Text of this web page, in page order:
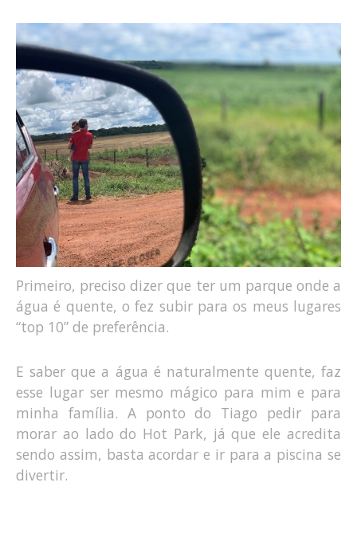
Primeiro, preciso dizer que ter um parque onde a
água é quente, o fez subir para os meus lugares
“top 10” de preferência.
E saber que a água é naturalmente quente, faz
esse lugar ser mesmo mágico para mim e para
minha família. A ponto do Tiago pedir para
morar ao lado do Hot Park, já que ele acredita
sendo assim, basta acordar e ir para a piscina se
divertir.